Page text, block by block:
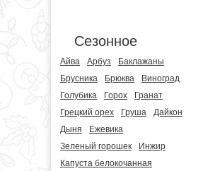
Сезонное
Айва Арбуз
Баклажаны
Брусника
Брюква
Виноград
Голубика
Горох
Гранат
Грецкий орех
Груша
Дайкон
Дыня
Ежевика
Зеленый горошек
Инжир
Капуста белокочанная